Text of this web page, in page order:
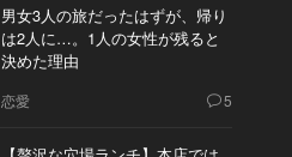
男女3人の旅だったはずが、帰り
は2人に…。1人の女性が残ると
決めた理由
恋愛 5